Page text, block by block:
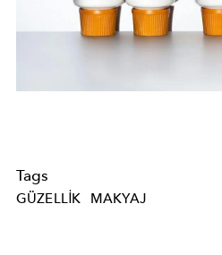
Tags
GÜZELLIK MAKYAJ